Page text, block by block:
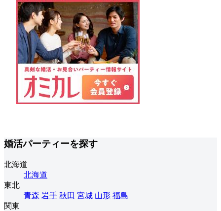
婚活パーティーを探す
北海道
北海道
東北
青森 岩手 秋田 宮城 山形 福島
関東